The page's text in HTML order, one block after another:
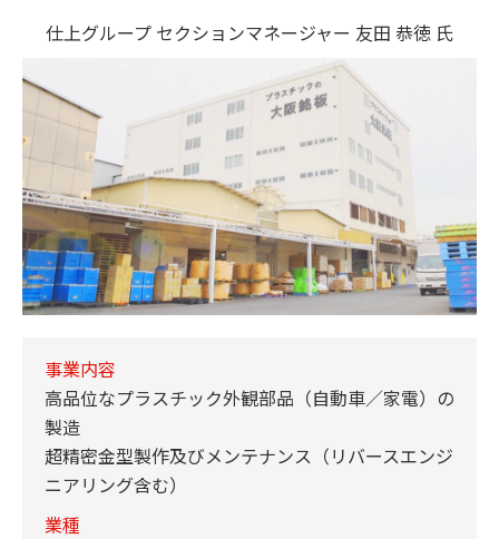
仕上グループ セクションマネージャー 友田 恭徳 氏
事業内容
高品位なプラスチック外観部品（自動車／家電）の
製造
超精密金型製作及びメンテナンス（リバースエンジ
ニアリング含む）
業種